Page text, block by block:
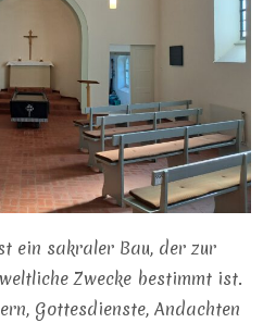
ein sakraler Bau, der zur
Zwecke bestimmt ist.
Gottesdienste, Andachten